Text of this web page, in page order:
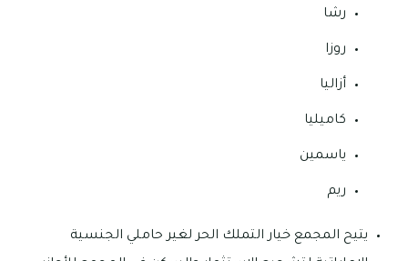
رشا
روزا
أزاليا
كاميليا
ياسمين
ريم
يتيح المجمع خيار التملك الحر لغير حاملي الجنسية